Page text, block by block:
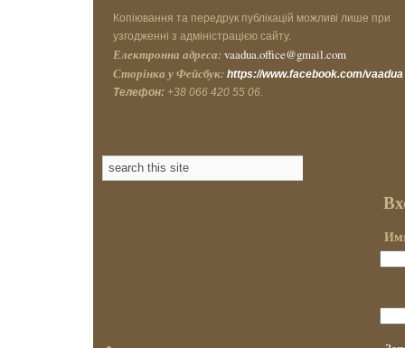
Копіювання та передрук публікацій можливі лише при
узгодженні з адміністрацією сайту.
Електронна адреса: vaadua.office@gmail.com
Сторінка у Фейсбук: https://www.facebook.com/vaadua
Телефон: +38 066 420 55 06.